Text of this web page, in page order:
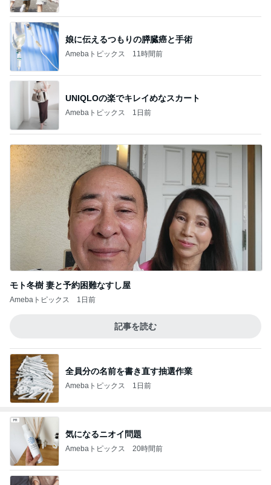
娘に伝えるつもりの膵臓癌と手術
Amebaトピックス 11時間前
UNIQLOの楽でキレイめなスカート
Amebaトピックス 1日前
モト冬樹 妻と予約困難なすし屋
Amebaトピックス 1日前
記事を読む
全員分の名前を書き直す抽選作業
Amebaトピックス 1日前
気になるニオイ問題
Amebaトピックス 20時間前